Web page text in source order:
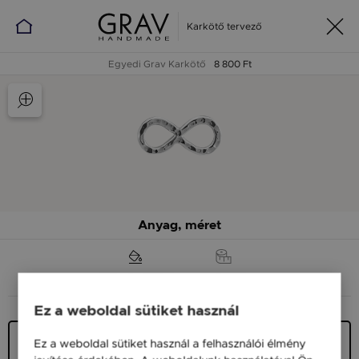
Karkötő tervező
Egyedi Grav Karkötő 8 800 Ft
Anyag, méret
7 400 Ft
Ez a weboldal sütiket használ
Ez a weboldal sütiket használ a felhasználói élmény